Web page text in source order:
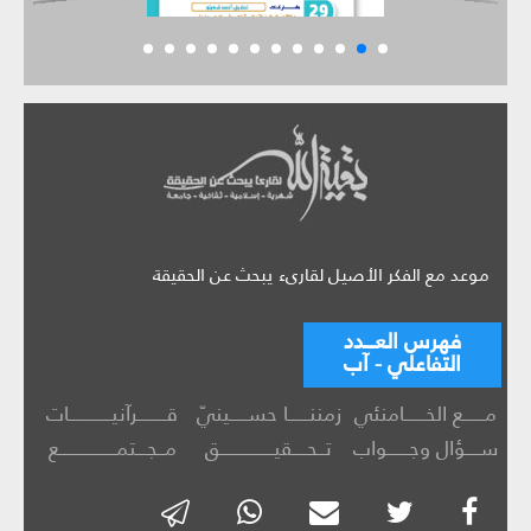
موعد مع الفكر الأصيل لقارىء يبحث عن الحقيقة
فهرس العـــدد
التفاعلي - آب
مــــــع الخــــــامنئي زمننــــــا حســـــينيّ
قــــــــرآنيــــــــــــات
ســــؤال وجــــــواب
تــحــــقيـــــــــــــــق مــجـــتمــــــــــــــــع